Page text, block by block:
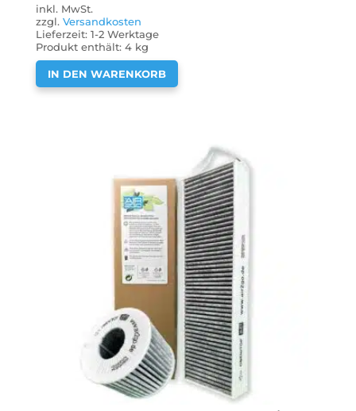
inkl. MwSt.
zzgl.Versandkosten
Lieferzeit:1-2 Werktage
Produkt enthält: 4 kg
IN DEN WARENKORB